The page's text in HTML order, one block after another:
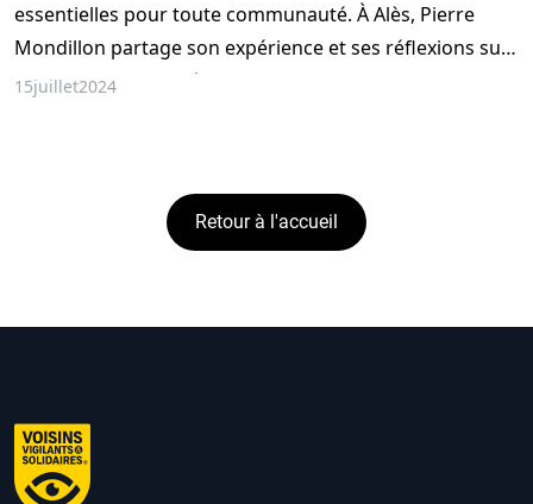
essentielles pour toute communauté. À Alès, Pierre
Mondillon partage son expérience et ses réflexions sur
les dispositifs de prévention mis en place dans la ville.
15juillet2024
Retour à l'accueil